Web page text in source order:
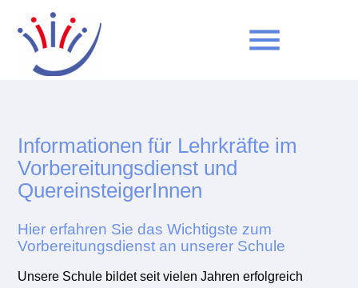
menu
Informationen für Lehrkräfte im
Vorbereitungsdienst und
QuereinsteigerInnen
Hier erfahren Sie das Wichtigste zum
Vorbereitungsdienst an unserer Schule
Unsere Schule bildet seit vielen Jahren erfolgreich